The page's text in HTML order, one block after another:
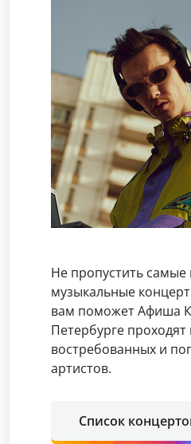
Не пропустить
музыкальные
вам поможет Афиша
Петербурге проходят
востребованных и
артистов.
Список